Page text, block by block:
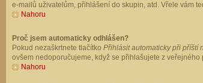
e-mailů uživatelům, přihlášení do skupin, atd. Vřele vám
Nahoru
Proč jsem automaticky odhlášen?
Pokud nezaškrtnete tlačítko Přihlásit automaticky při příští
ovšem nedoporučujeme, když se přihlašujete z
Nahoru